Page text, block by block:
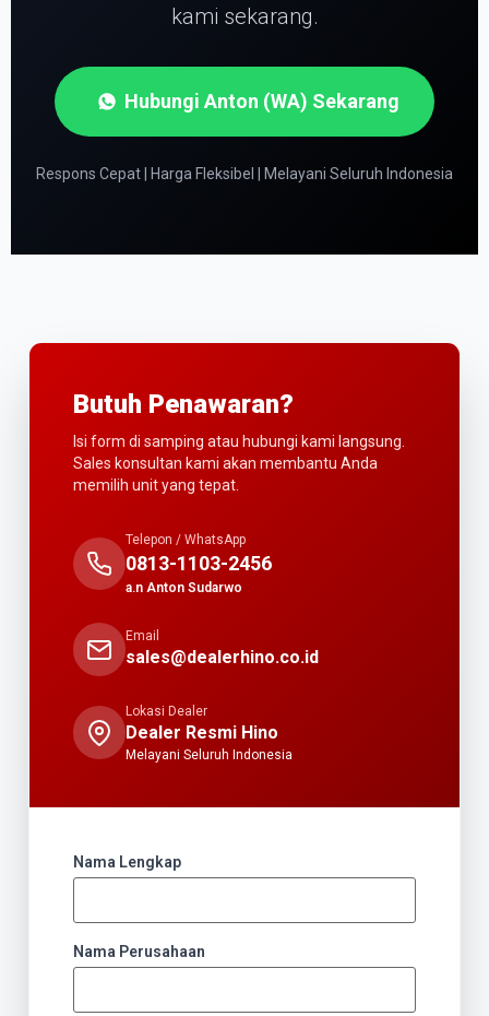
kami sekarang.
Hubungi Anton (WA) Sekarang
Respons Cepat | Harga Fleksibel | Melayani Seluruh Indonesia
Butuh Penawaran?
Isi form di samping atau hubungi kami langsung.
Sales konsultan kami akan membantu Anda
memilih unit yang tepat.
Telepon / WhatsApp
0813-1103-2456
a.n Anton Sudarwo
Email
sales@dealerhino.co.id
Lokasi Dealer
Dealer Resmi Hino
Melayani Seluruh Indonesia
Nama Lengkap
Nama Perusahaan